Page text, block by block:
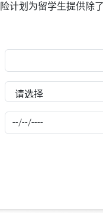
计划 为留学生提供除